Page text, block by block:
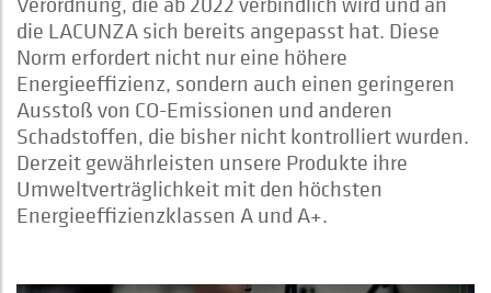
die LACUNZA sich bereits angepasst hat. Diese
Norm erfordert nicht nur eine höhere
Energieeffizienz, sondern auch einen geringeren
Ausstoß von CO-Emissionen und anderen
Schadstoffen, die bisher nicht kontrolliert wurden.
Derzeit gewährleisten unsere Produkte ihre
Umweltverträglichkeit mit den höchsten
Energieeffizienzklassen A und A+.